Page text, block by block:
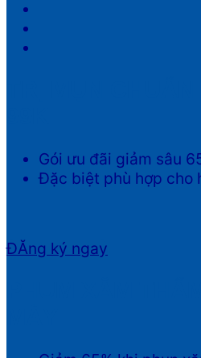
Gói ưu đãi giảm sâu
Đặc biệt phù hợp cho
ĐĂng ký ngay